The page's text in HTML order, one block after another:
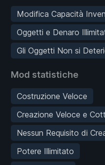
Modifica Capacità
Oggetti e Denaro
Gli Oggetti Non si
Mod statistiche
Costruzione Veloce
Creazione Veloce e
Nessun Requisito di
Potere Illimitato